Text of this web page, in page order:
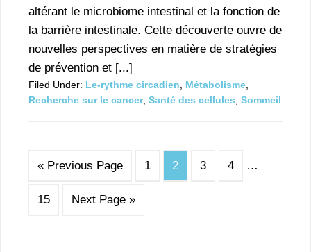
altérant le microbiome intestinal et la fonction de
la barrière intestinale. Cette découverte ouvre de
nouvelles perspectives en matière de stratégies
de prévention et [...]
Filed Under: Le-rythme circadien Métabolisme
Recherche sur le cancer, Santé des cellules Sommeil
« Previous Page 1 2 3 4 …
15 Next Page »